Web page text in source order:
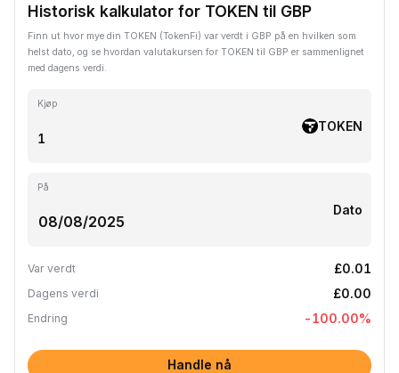
Historisk kalkulator for TOKEN til GBP
Finn ut hvor mye din TOKEN (TokenFi) var verdt i GBP på en hvilken som
helst dato, og se hvordan valutakursen for TOKEN til GBP er sammenlignet
med dagens verdi.
Kjøp
TOKEN
På
Dato
Var verdt £0.01
Dagens verdi £0.00
Endring -100.00%
Handle nå